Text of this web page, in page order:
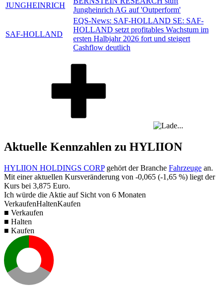
JUNGHEINRICH
Jungheinrich AG auf 'Outperform'
SAF-HOLLAND
EQS-News: SAF-HOLLAND SE: SAF-
HOLLAND setzt profitables Wachstum im
ersten Halbjahr 2026 fort und steigert
Cashflow deutlich
Aktuelle Kennzahlen zu HYLIION
HYLIION HOLDINGS CORPgehört der Branche Fahrzeuge an.
Mit einer aktuellen Kursveränderung von -0,065 (-1,65 %) liegt der
Kurs bei 3,875 Euro.
Ich würde die Aktie auf Sicht von 6 Monaten
VerkaufenHaltenKaufen
■ Verkaufen
■ Halten
■ Kaufen